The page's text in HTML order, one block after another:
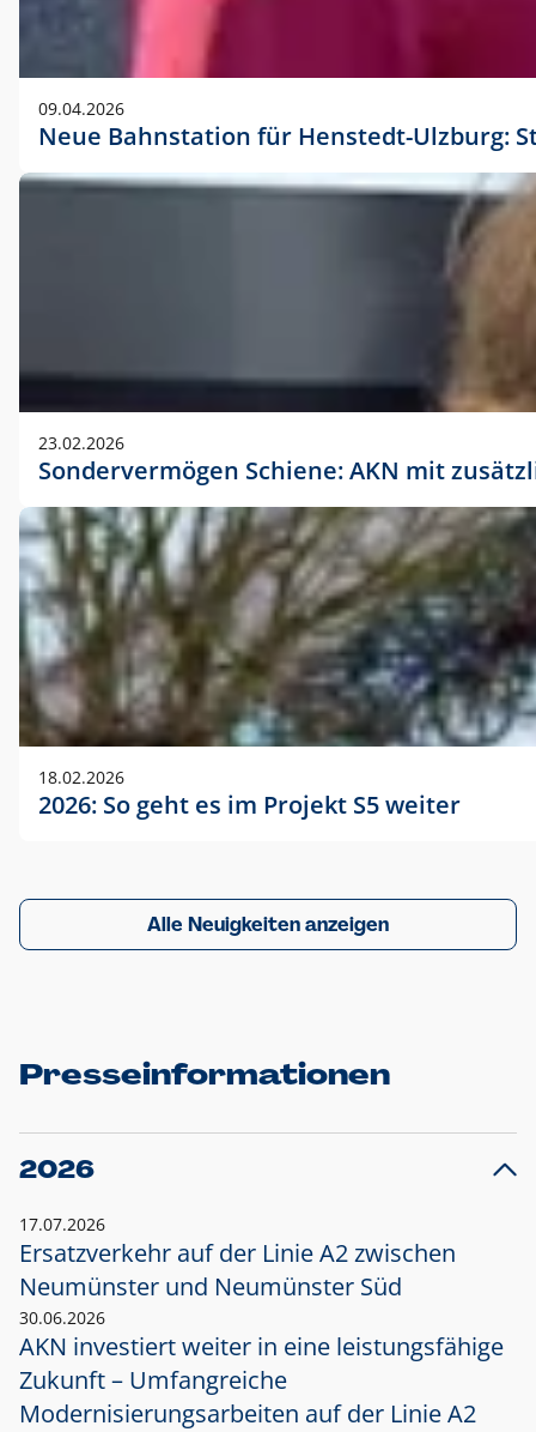
09.04.2026
Neue Bahnstation für Henstedt-Ulzburg:
23.02.2026
Sondervermögen Schiene: AKN mit
18.02.2026
2026: So geht es im Projekt S5 weiter
Alle Neuigkeiten anzeigen
Presseinformationen
2026
17.07.2026
Ersatzverkehr auf der Linie A2 zwischen
Neumünster und Neumünster Süd
30.06.2026
AKN investiert weiter in eine leistungsfähige
Zukunft – Umfangreiche
Modernisierungsarbeiten auf der Linie A2